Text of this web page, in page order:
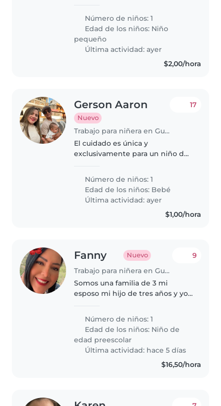
gusta quedarse solo siempre con
la compañía que usted le puede
brindar
Número de niños: 1
Edad de los niños: Niño
pequeño
Última actividad: ayer
$2,00/hora
Gerson Aaron
Nuevo
Trabajo para niñera en Guayaquil
17
El cuidado es única y
exclusivamente para un niño de
9:30am hasta las 3:30 pm te
incluye almuerzo no tienes que
realizarlo tendrás ayuda de otra
persona..
Número de niños: 1
Edad de los niños: Bebé
Última actividad: ayer
$1,00/hora
Fanny Nuevo
Trabajo para niñera en Guayaquil
9
Somos una familia de 3 mi
esposo mi hijo de tres años y yo,
paciencia con el
Número de niños: 1
Edad de los niños: Niño de
edad preescolar
Última actividad: hace 5 días
$16,50/hora